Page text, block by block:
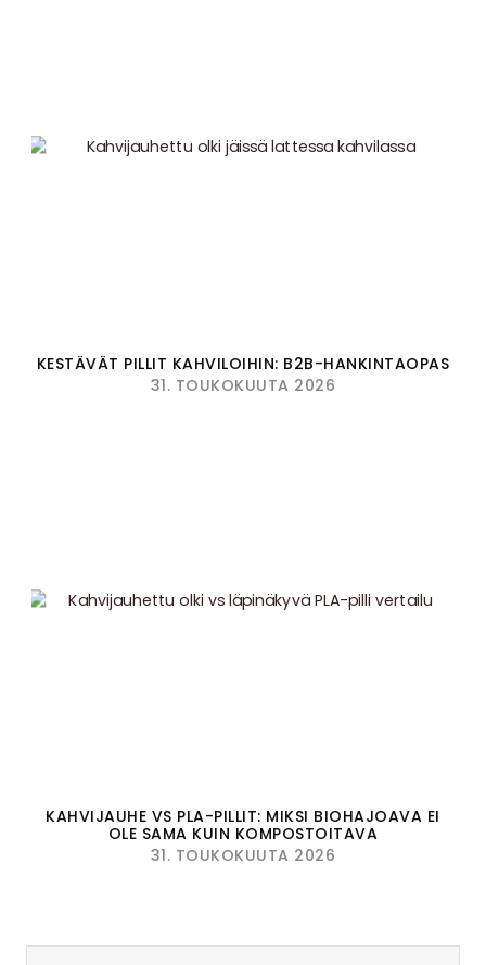
KESTÄVÄT PILLIT KAHVILOIHIN: B2B-HANKINTAOPAS
31. TOUKOKUUTA 2026
KAHVIJAUHE VS PLA-PILLIT: MIKSI BIOHAJOAVA EI
OLE SAMA KUIN KOMPOSTOITAVA
31. TOUKOKUUTA 2026